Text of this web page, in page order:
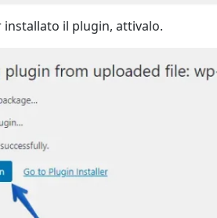
installato il plugin, attivalo.